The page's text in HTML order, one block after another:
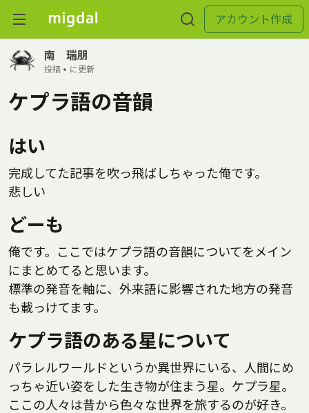
アカウント作成
南 瑞朋
投稿 • に更新
ケプラ語の音韻
はい
完成してた記事を吹っ飛ばしちゃった俺です。
悲しい
どーも
俺です。ここではケプラ語の音韻についてをメイン
にまとめてると思います。
標準の発音を軸に、外来語に影響された地方の発音
も載っけてます。
ケプラ語のある星について
パラレルワールドというか異世界にいる、人間にめ
っちゃ近い姿をした生き物が住まう星。ケプラ星。
ここの人々は昔から色々な世界を旅するのが好き。